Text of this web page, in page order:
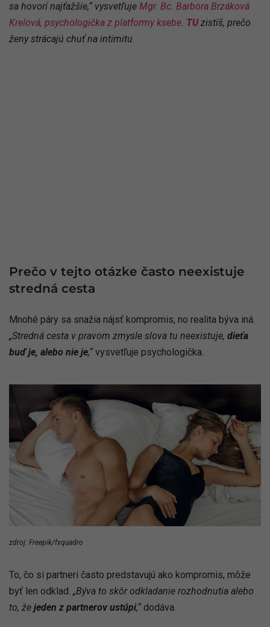
sa hovorí najťažšie,“ vysvetľuje Mgr. Bc. Barbora Brzáková
Krelová, psychologička z platformy ksebe. TUzistíš, prečo
ženy strácajú chuť na intimitu.
Prečo v tejto otázke často neexistuje
stredná cesta
Mnohé páry sa snažia nájsť kompromis, no realita býva iná
„Stredná cesta v pravom zmysle slova tu neexistuje, dieťa
buď je, alebo nie je,“ vysvetľuje psychologička.
zdroj: Freepik/fxquadro
To, čo si partneri často predstavujú ako kompromis, môže
byť len odklad. „Býva to skôr odkladanie rozhodnutia alebo
to, že jeden z partnerov ustúpi,“ dodáva.